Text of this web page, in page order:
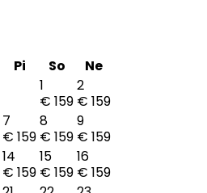
Pi So
Ne
1
€ 159
2
€ 159
7
€ 159
8
€ 159
9
€ 159
14
€ 159
15
€ 159
16
€ 159